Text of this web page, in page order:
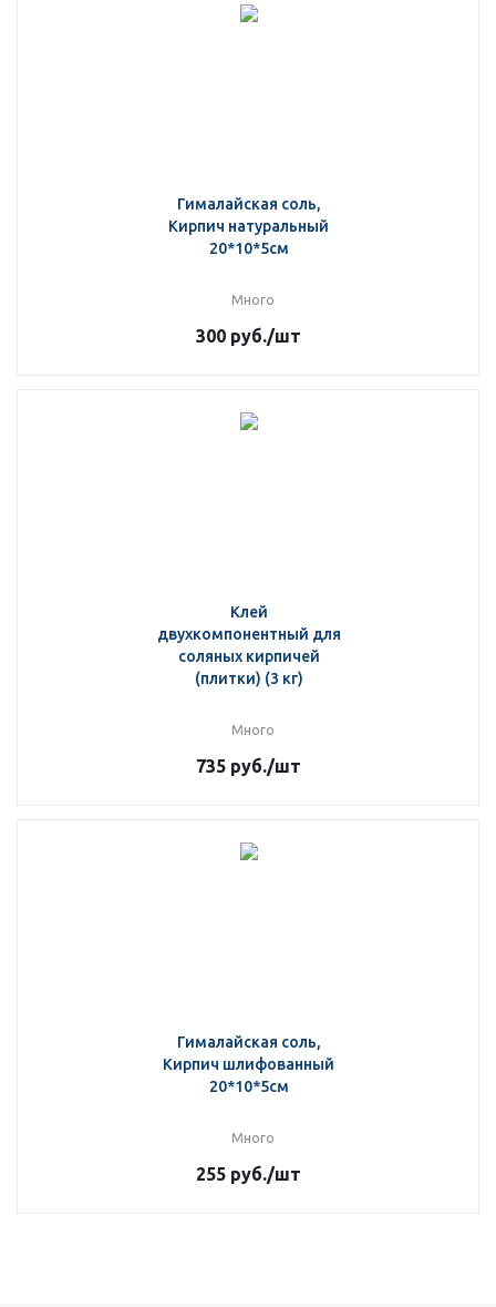
Гималайская соль,
Кирпич натуральный
20*10*5см
Много
300 руб./шт
Клей
двухкомпонентный для
соляных кирпичей
(плитки) (3 кг)
Много
735 руб./шт
Гималайская соль,
Кирпич шлифованный
20*10*5см
Много
255 руб./шт